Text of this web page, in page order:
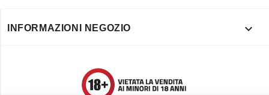
INFORMAZIONI NEGOZIO 